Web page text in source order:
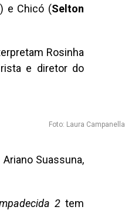
) e Chicó (Selton
Rosinha
e diretor do
Foto: Laura Campanella
Suassuna,
2tem